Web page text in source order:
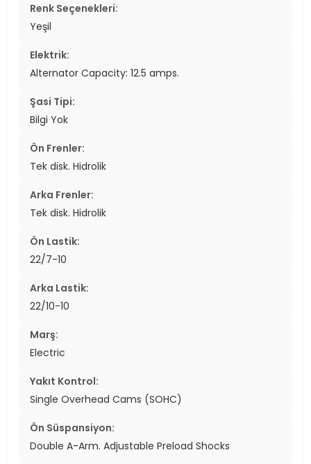
Renk Seçenekleri:
Yeşil
Elektrik:
Alternator Capacity: 12.5 amps.
Şasi Tipi:
Bilgi Yok
Ön Frenler:
Tek disk. Hidrolik
Arka Frenler:
Tek disk. Hidrolik
Ön Lastik:
22/7-10
Arka Lastik:
22/10-10
Marş:
Electric
Yakıt Kontrol:
Single Overhead Cams (SOHC)
Ön Süspansiyon:
Double A-Arm. Adjustable Preload Shocks